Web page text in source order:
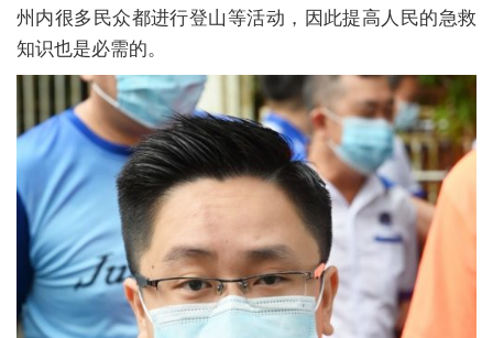
州内很多民众都进行登山等活动，因此提高人民的急救
知识也是必需的。